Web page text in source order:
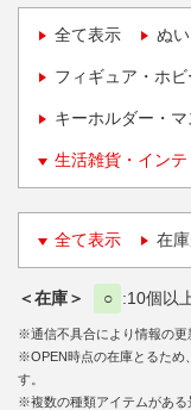
全て表示 ぬ
フィギュア・ホビ
キーホルダー・
生活雑貨・イン
全て表示 在
＜在庫＞ ○ 10個以
※通信不具合により情報の更
※OPEN時点の在庫とるため
す。
※複数の種類アイテムがある